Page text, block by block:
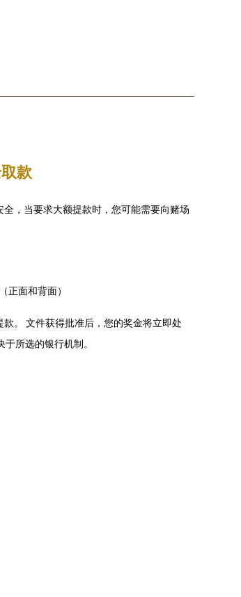
款
，当要求大额提款时，您可能需要向赌场
正面和背面）
。 文件获得批准后，您的奖金将立即处
所选的银行机制。